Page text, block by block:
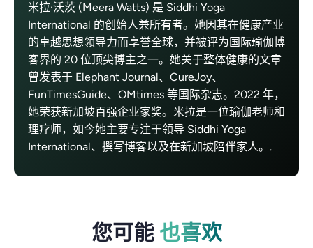
米拉·沃茨 (Meera Watts) 是 Siddhi Yoga
International 的创始人兼所有者。她因其在健康产业
的卓越思想领导力而享誉全球，并被评为国际瑜伽博
客界的 20 位顶尖博主之一。她关于整体健康的文章
曾发表于 Elephant Journal、CureJoy、
FunTimesGuide、OMtimes 等国际杂志。2022 年，
她荣获新加坡百强企业家奖。米拉是一位瑜伽老师和
理疗师，如今她主要专注于领导 Siddhi Yoga
International、撰写博客以及在新加坡陪伴家人。.
您可能 也喜欢